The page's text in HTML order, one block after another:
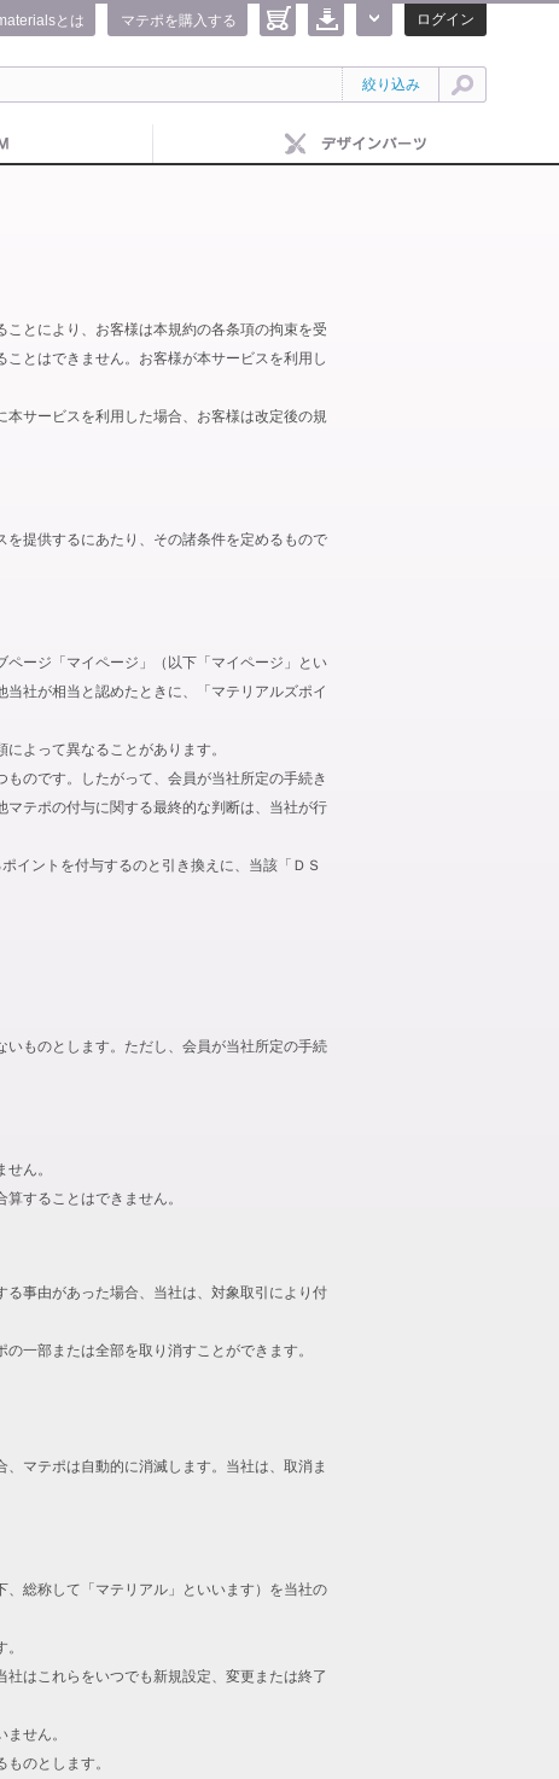
ログイン
マテポを購入する
とは
絞り込み
とにより、お客様は本規約の各条項の拘束を受
とはできません。お客様が本サービスを利用し
サービスを利用した場合、お客様は改定後の規
提供するにあたり、その諸条件を定めるもので
ージ「マイページ」（以下「マイページ」とい
社が相当と認めたときに、「マテリアルズポイ
よって異なることがあります。
のです。したがって、会員が当社所定の手続き
テポの付与に関する最終的な判断は、当社が行
イントを付与するのと引き換えに、当該「ＤＳ
ものとします。ただし、会員が当社所定の手続
ん。
することはできません。
事由があった場合、当社は、対象取引により付
一部または全部を取り消すことができます。
マテポは自動的に消滅します。当社は、取消ま
総称して「マテリアル」といいます）を当社の
はこれらをいつでも新規設定、変更または終了
せん。
のとします。